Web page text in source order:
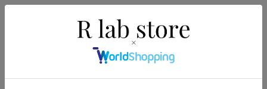
この商品を見た人は、こちらの商品もチェックしていま